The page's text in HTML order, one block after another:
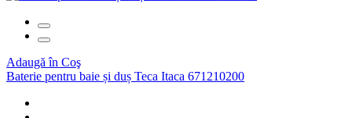
Adaugă în Coş
Baterie pentru baie și duș Teca Itaca 671210200